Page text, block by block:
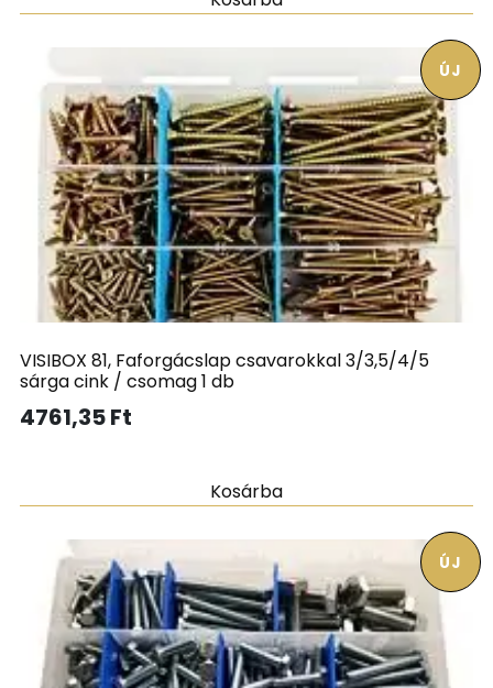
VISIBOX 81, Faforgácslap csavarokkal 3/3,5/4/5
sárga cink / csomag 1 db
4761,35Ft
ÚJ
Kosárba
ÚJ